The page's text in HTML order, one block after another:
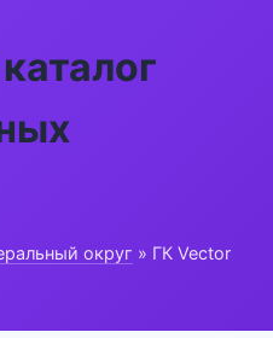
округ » ГК Vector